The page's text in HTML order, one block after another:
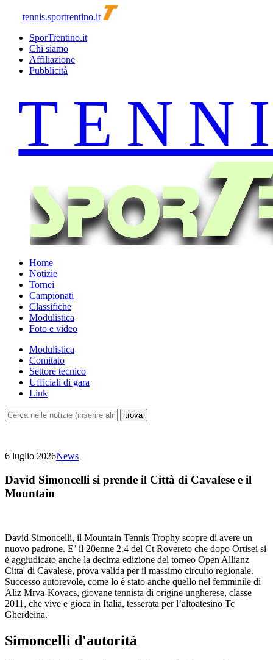
tennis.sportrentino.it
SporTrentino.it
Chi siamo
Affiliazione
Pubblicità
Home
Notizie
Tornei
Campionati
Classifiche
Modulistica
Foto e video
Modulistica
Comitato
Settore tecnico
Ufficiali di gara
Link
6 luglio 2026News
David Simoncelli si prende il Città di Cavalese e il
Mountain
David Simoncelli, il Mountain Tennis Trophy scopre di avere un
nuovo padrone. E’ il 20enne 2.4 del Ct Rovereto che dopo Ortisei si
è aggiudicato anche la decima edizione del torneo Open Allianz
Citta' di Cavalese, prova valida per il massimo circuito regionale.
Successo autorevole, come lo è stato anche quello nel femminile di
Aliz Mrva-Kovacs, giovane tennista di origine ungherese, classe
2011, che vive e gioca in Italia, tesserata per l’altoatesino Tc
Gherdeina.
Simoncelli d'autorità